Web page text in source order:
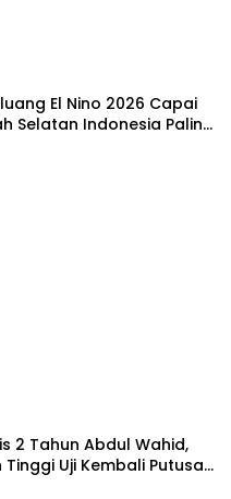
El Nino 2026 Capai
Selatan Indonesia Paling
2 Tahun Abdul Wahid,
Uji Kembali Putusan